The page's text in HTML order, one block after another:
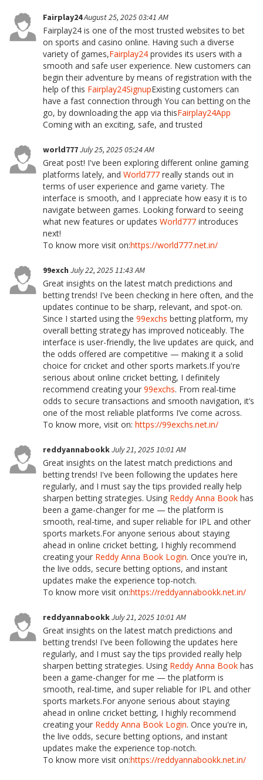
Fairplay24August 25, 2025 03:41 AM
Fairplay24 is one of the most trusted websites to bet
on sports and casino online. Having such a diverse
variety of games,Fairplay24 provides its users with a
smooth and safe user experience. New customers can
begin their adventure by means of registration with the
help of this Fairplay24SignupExisting customers can
have a fast connection through You can betting on the
go, by downloading the app via thisFairplay24App
Coming with an exciting, safe, and trusted
world777July 25, 2025 05:24 AM
Great post! I've been exploring different online gaming
platforms lately, and World777 really stands out in
terms of user experience and game variety. The
interface is smooth, and I appreciate how easy it is to
navigate between games. Looking forward to seeing
what new features or updates World777 introduces
next!
To know more visit on:https://world777.net.in/
99exch July 22, 2025 11:43 AM
Great insights on the latest match predictions and
betting trends! I've been checking in here often, and the
updates continue to be sharp, relevant, and spot-on.
Since I started using the 99exchs betting platform, my
overall betting strategy has improved noticeably. The
interface is user-friendly, the live updates are quick, and
the odds offered are competitive — making it a solid
choice for cricket and other sports markets.If you're
serious about online cricket betting, I definitely
recommend creating your 99exchs. From real-time
odds to secure transactions and smooth navigation, it’s
one of the most reliable platforms I’ve come across.
To know more, visit on: https://99exchs.net.in/
reddyannabookkJuly 21, 2025 10:01 AM
Great insights on the latest match predictions and
betting trends! I've been following the updates here
regularly, and I must say the tips provided really help
sharpen betting strategies. Using Reddy Anna Book has
been a game-changer for me — the platform is
smooth, real-time, and super reliable for IPL and other
sports markets.For anyone serious about staying
ahead in online cricket betting, I highly recommend
creating your Reddy Anna Book Login. Once you're in,
the live odds, secure betting options, and instant
updates make the experience top-notch.
To know more visit on:https://reddyannabookk.net.in/
reddyannabookkJuly 21, 2025 10:01 AM
Great insights on the latest match predictions and
betting trends! I've been following the updates here
regularly, and I must say the tips provided really help
sharpen betting strategies. Using Reddy Anna Book has
been a game-changer for me — the platform is
smooth, real-time, and super reliable for IPL and other
sports markets.For anyone serious about staying
ahead in online cricket betting, I highly recommend
creating your Reddy Anna Book Login. Once you're in,
the live odds, secure betting options, and instant
updates make the experience top-notch.
To know more visit on:https://reddyannabookk.net.in/